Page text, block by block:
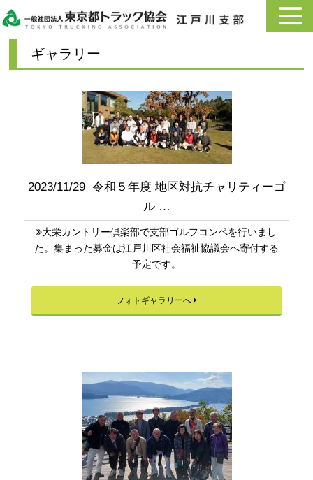
ギャラリー
2023/11/29 令和５年度 地区対抗チャリティーゴ
ル …
大栄カントリー倶楽部で支部ゴルフコンペを行いまし
た。集まった募金は江戸川区社会福祉協議会へ寄付する
予定です。
フォトギャラリーへ